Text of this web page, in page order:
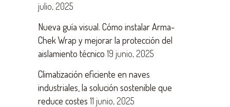
julio, 2025
Nueva guía visual. Cómo instalar Arma-
Chek Wrap y mejorar la protección del
aislamiento técnico 19 junio, 2025
Climatización eficiente en naves
industriales, la solución sostenible que
reduce costes 11 junio, 2025